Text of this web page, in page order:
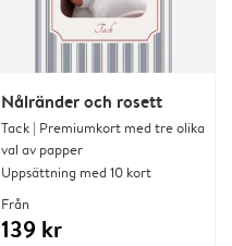
Nålränder och rosett
Tack | Premiumkort med tre olika
val av papper
Uppsättning med 10 kort
Från
139 kr